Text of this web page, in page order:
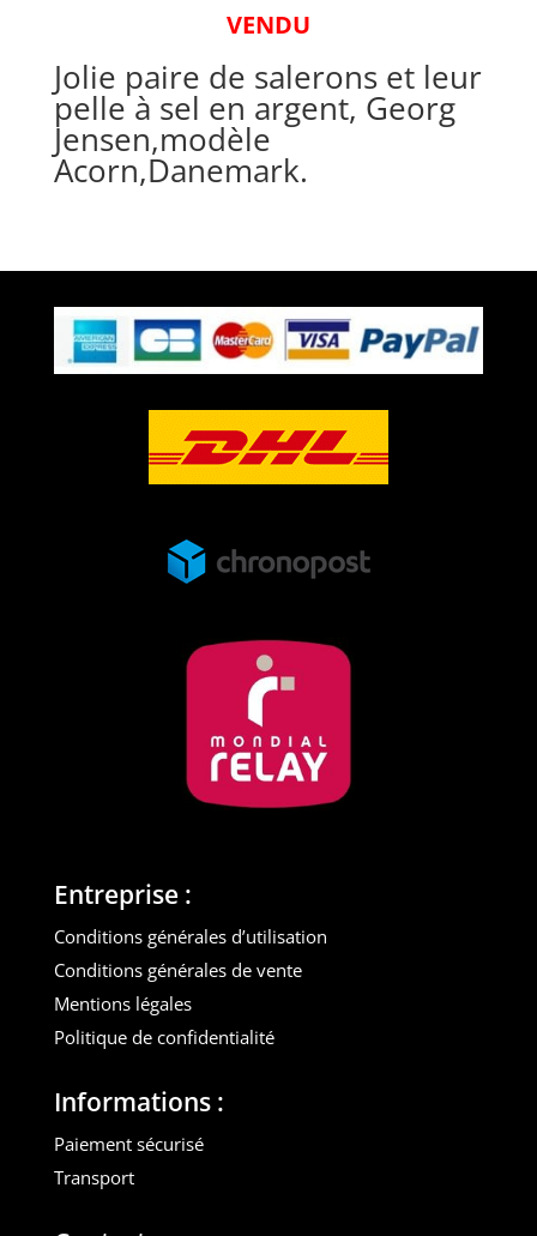
VENDU
Jolie paire de salerons et leur
pelle à sel en argent, Georg
Jensen,modèle
Acorn,Danemark.
Entreprise :
Conditions générales d’utilisation
Conditions générales de vente
Mentions légales
Politique de confidentialité
Informations :
Paiement sécurisé
Transport